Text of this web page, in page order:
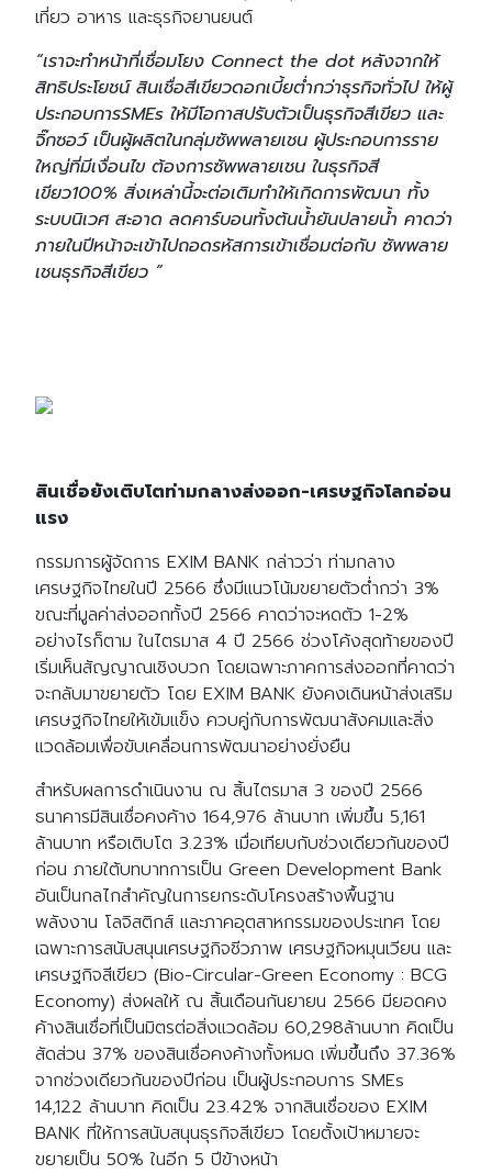
เที่ยว อาหาร และธุรกิจยานยนต์
“เราจะทำหน้าที่เชื่อมโยง Connect the dot หลังจากให้
สิทธิประโยชน์ สินเชื่อสีเขียวดอกเบี้ยต่ำกว่าธุรกิจทั่วไป ให้ผู้
ประกอบการSMEs ให้มีโอกาสปรับตัวเป็นธุรกิจสีเขียว และ
จิ๊กซอว์ เป็นผู้ผลิตในกลุ่มซัพพลายเชน ผู้ประกอบการราย
ใหญ่ที่มีเงื่อนไข ต้องการซัพพลายเชน ในธุรกิจสี
เขียว100% สิ่งเหล่านี้จะต่อเติมทำให้เกิดการพัฒนา ทั้ง
ระบบนิเวศ สะอาด ลดคาร์บอนทั้งต้นน้ำยันปลายน้ำ คาดว่า
ภายในปีหน้าจะเข้าไปถอดรหัสการเข้าเชื่อมต่อกับ ซัพพลาย
เชนธุรกิจสีเขียว ”
สินเชื่อยังเติบโตท่ามกลางส่งออก-เศรษฐกิจโลกอ่อน
แรง
กรรมการผู้จัดการ EXIM BANK กล่าวว่า ท่ามกลาง
เศรษฐกิจไทยในปี 2566 ซึ่งมีแนวโน้มขยายตัวต่ำกว่า 3%
ขณะที่มูลค่าส่งออกทั้งปี 2566 คาดว่าจะหดตัว 1-2%
อย่างไรก็ตาม ในไตรมาส 4 ปี 2566 ช่วงโค้งสุดท้ายของปี
เริ่มเห็นสัญญาณเชิงบวก โดยเฉพาะภาคการส่งออกที่คาดว่า
จะกลับมาขยายตัว โดย EXIM BANK ยังคงเดินหน้าส่งเสริม
เศรษฐกิจไทยให้เข้มแข็ง ควบคู่กับการพัฒนาสังคมและสิ่ง
แวดล้อมเพื่อขับเคลื่อนการพัฒนาอย่างยั่งยืน
สำหรับผลการดำเนินงาน ณ สิ้นไตรมาส 3 ของปี 2566
ธนาคารมีสินเชื่อคงค้าง 164,976 ล้านบาท เพิ่มขึ้น 5,161
ล้านบาท หรือเติบโต 3.23% เมื่อเทียบกับช่วงเดียวกันของปี
ก่อน ภายใต้บทบาทการเป็น Green Development Bank
อันเป็นกลไกสำคัญในการยกระดับโครงสร้างพื้นฐาน
พลังงาน โลจิสติกส์ และภาคอุตสาหกรรมของประเทศ โดย
เฉพาะการสนับสนุนเศรษฐกิจชีวภาพ เศรษฐกิจหมุนเวียน และ
เศรษฐกิจสีเขียว (Bio-Circular-Green Economy : BCG
Economy) ส่งผลให้ ณ สิ้นเดือนกันยายน 2566 มียอดคง
ค้างสินเชื่อที่เป็นมิตรต่อสิ่งแวดล้อม 60,298ล้านบาท คิดเป็น
สัดส่วน 37% ของสินเชื่อคงค้างทั้งหมด เพิ่มขึ้นถึง 37.36%
จากช่วงเดียวกันของปีก่อน เป็นผู้ประกอบการ SMEs
14,122 ล้านบาท คิดเป็น 23.42% จากสินเชื่อของ EXIM
BANK ที่ให้การสนับสนุนธุรกิจสีเขียว โดยตั้งเป้าหมายจะ
ขยายเป็น 50% ในอีก 5 ปีข้างหน้า